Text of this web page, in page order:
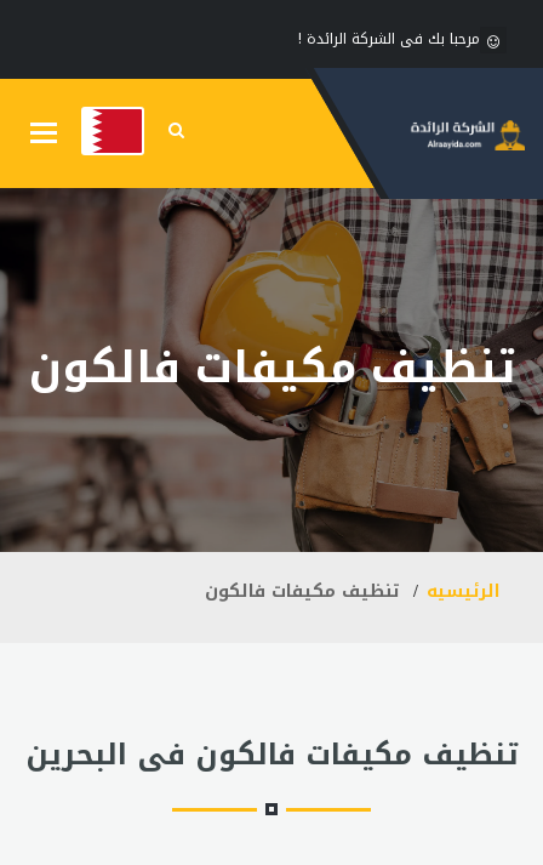
مرحبا بك فى الشركة الرائدة !
تنظيف مكيفات فالكون
الرئيسيه تنظيف مكيفات فالكون
تنظيف مكيفات فالكون فى البحرين